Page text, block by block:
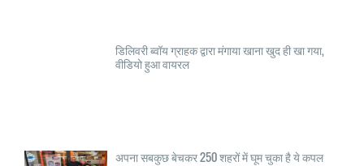
डिलिवरी ब्वॉय ग्राहक द्वारा मंगाया खाना खुद ही खा गया,
वीडियो हुआ वायरल
अपना सबकुछ बेचकर 250 शहरों में घूम चुका है ये कपल